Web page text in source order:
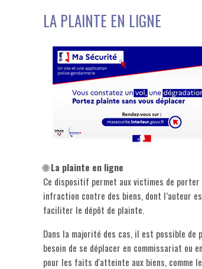
LA PLAINTE EN LIGNE
🌐La plainte en ligne
Ce dispositif permet aux victimes de
infraction contre des biens, dont l’auteur
faciliter le dépôt de plainte.
Dans la majorité des cas, il est possible
besoin de se déplacer en commissariat ou
pour les faits d'atteinte aux biens, comme